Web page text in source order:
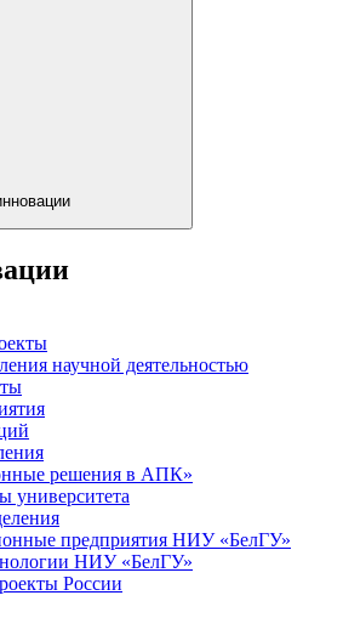
научной деятельностью
решения в АПК»
университета
предприятия НИУ «БелГУ»
НИУ «БелГУ»
России